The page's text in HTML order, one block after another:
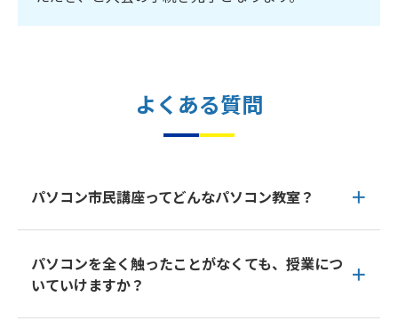
よくある質問
パソコン市民講座ってどんなパソコン教室？
パソコンを全く触ったことがなくても、授業につ
いていけますか？